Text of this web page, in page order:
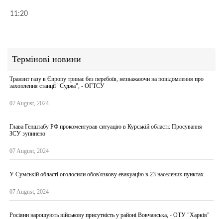
11:20
Термінові новини
Транзит газу в Європу триває без перебоїв, незважаючи на повідомлення про
захоплення станції "Суджа", - ОГТСУ
07 August, 2024
Глава Генштабу РФ прокоментував ситуацію в Курській області: Просування
ЗСУ зупинено
07 August, 2024
У Сумській області оголосили обов'язкову евакуацію в 23 населених пунктах
07 August, 2024
Росіяни нарощують військову присутність у районі Вовчанська, - ОТУ "Харків"